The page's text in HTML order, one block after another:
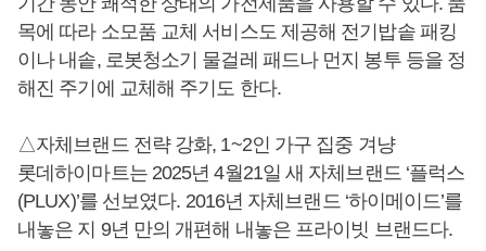
목에 따라 소모품 교체 서비스도 제공해 전기밥솥 패킹
이나 내솥, 로봇청소기 물걸레 패드나 먼지 봉투 등을 정
해진 주기에 교체해 주기도 한다.
△자체브랜드 전략 강화, 1~2인 가구 집중 겨냥
롯데하이마트는 2025년 4월21일 새 자체브랜드 ‘플럭스
(PLUX)’를 선보였다. 2016년 자체브랜드 ‘하이메이드’를
내놓은 지 9년 만의 개편해 내놓은 프라이빗 브랜드다.